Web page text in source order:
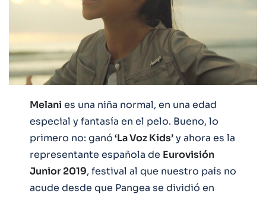
Melani es una niña normal, en una edad
especial y fantasía en el pelo. Bueno, lo
primero no: ganó‘La Voz Kids’y ahora es la
representante española de Eurovisión
Junior 2019, festival al que nuestro país no
acude desde que Pangea se dividió en